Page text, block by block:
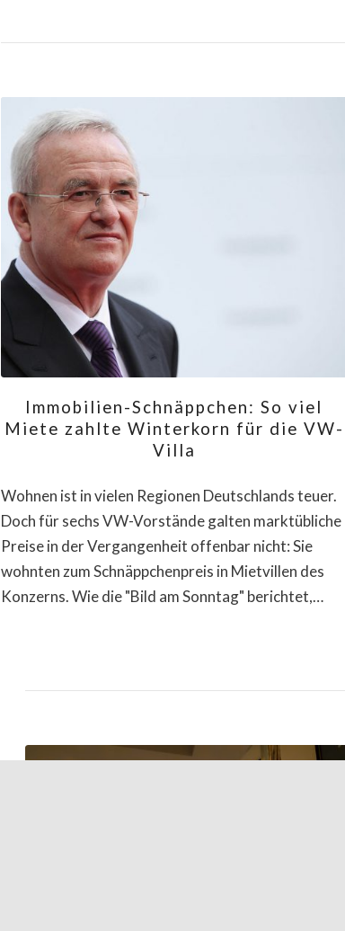
Immobilien-Schnäppchen: So viel
Miete zahlte Winterkorn für die VW-
Villa
Wohnen ist in vielen Regionen Deutschlands teuer.
Doch für sechs VW-Vorstände galten marktübliche
Preise in der Vergangenheit offenbar nicht: Sie
wohnten zum Schnäppchenpreis in Mietvillen des
Konzerns. Wie die "Bild am Sonntag" berichtet,…